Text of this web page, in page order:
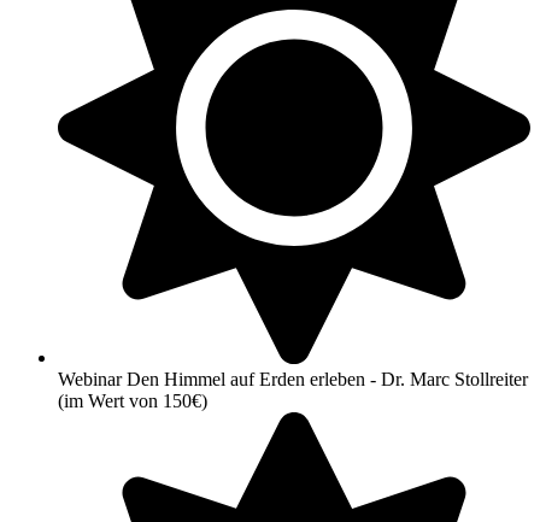
Webinar Den Himmel auf Erden erleben - Dr. Marc Stollreiter
(im Wert von 150€)